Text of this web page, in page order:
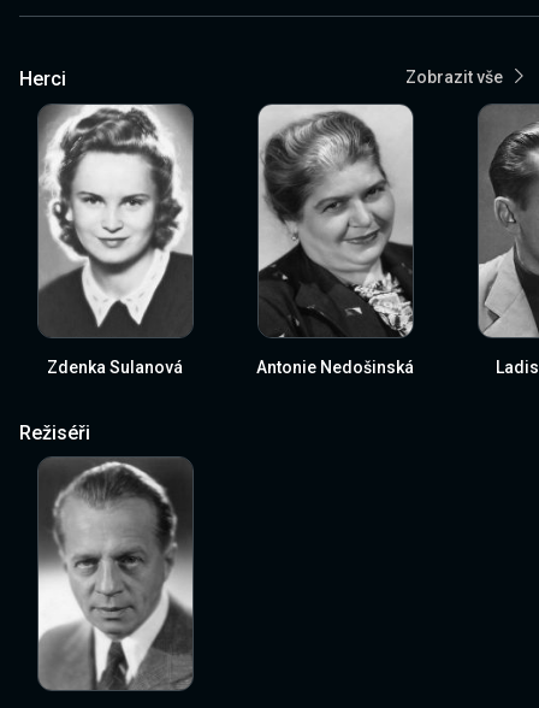
Herci Zobrazit vše
Zdenka Sulanová Antonie Nedošinská
Režiséři